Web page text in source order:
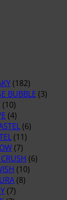
(182)
BUBBLE (3)
(10)
(4)
(6)
(11)
(7)
(6)
(10)
(8)
(7)